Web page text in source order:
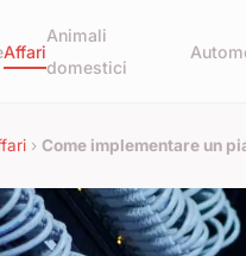
Affari
Animali
domestici
› Come implementare un